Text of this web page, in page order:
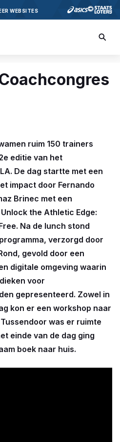
WEBSITES
ruim 150 trainers
editie van het
De dag startte met een
impact door Fernando
Brinec met een
the Athletic Edge:
Na de lunch stond
verzorgd door
gevold door een
digitale omgeving waarin
voor
gepresenteerd. Zowel in
kon er een workshop naar
was er ruimte
einde van de dag ging
boek naar huis.